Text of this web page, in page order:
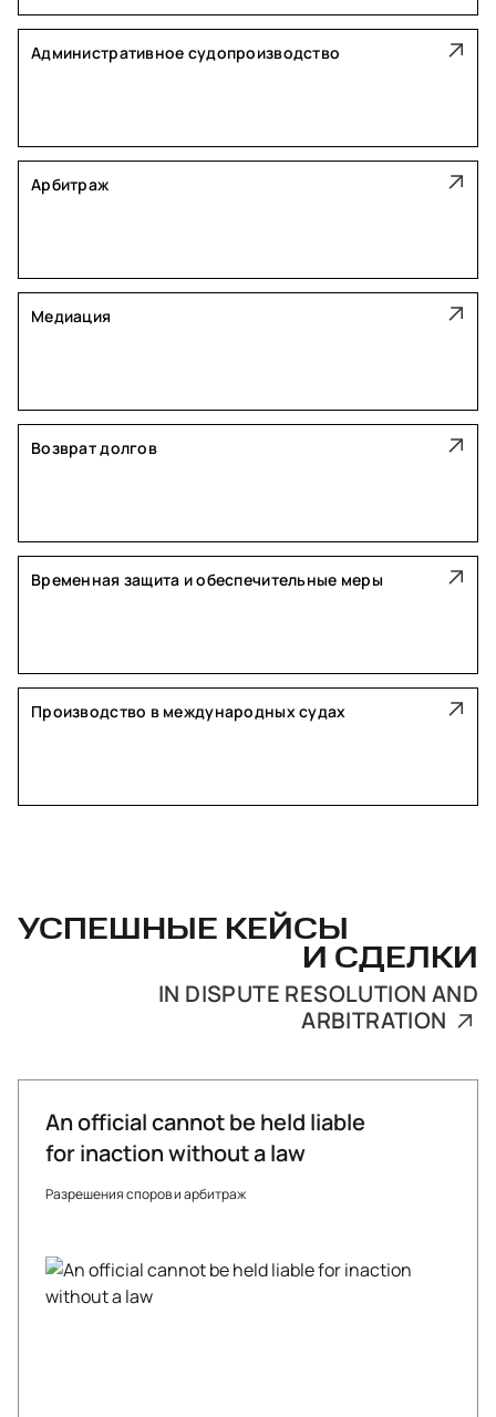
Административное судопроизводство
Арбитраж
Медиация
Возврат долгов
Временная защита и обеспечительные меры
Производство в международных судах
УСПЕШНЫЕ КЕЙСЫ
И СДЕЛКИ
IN DISPUTE RESOLUTION AND
ARBITRATION
An official cannot be held liable
for inaction without a law
Разрешения споров и арбитраж